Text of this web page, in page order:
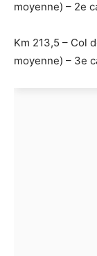
moyenne) – 2e
Km 213,5 – Col
moyenne) – 3e